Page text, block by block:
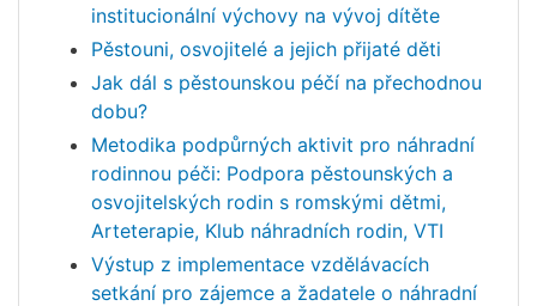
institucionální výchovy na vývoj dítěte
Pěstouni, osvojitelé a jejich přijaté děti
Jak dál s pěstounskou péčí na přechodnou
dobu?
Metodika podpůrných aktivit pro náhradní
rodinnou péči: Podpora pěstounských a
osvojitelských rodin s romskými dětmi,
Arteterapie, Klub náhradních rodin, VTI
Výstup z implementace vzdělávacích
setkání pro zájemce a žadatele o náhradní